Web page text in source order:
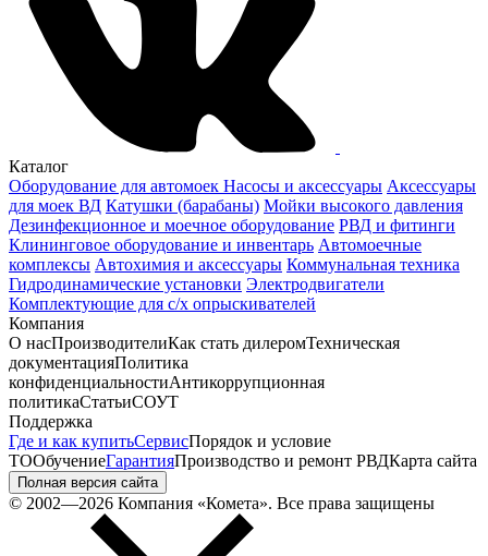
Каталог
Оборудование для автомоек Насосы и аксессуары Аксессуары
для моек ВД Катушки (барабаны) Мойки высокого давления
Дезинфекционное и моечное оборудование РВД и фитинги
Клининговое оборудование и инвентарь Автомоечные
комплексы Автохимия и аксессуары Коммунальная техника
Гидродинамические установки Электродвигатели
Комплектующие для с/х опрыскивателей
Компания
О насПроизводителиКак стать дилеромТехническая
документацияПолитика
конфиденциальностиАнтикоррупционная
политикаСтатьиСОУТ
Поддержка
Где и как купитьСервисПорядок и условие
ТООбучениеГарантияПроизводство и ремонт РВДКарта сайта
Полная версия сайта
© 2002—2026 Компания «Комета». Все права защищены